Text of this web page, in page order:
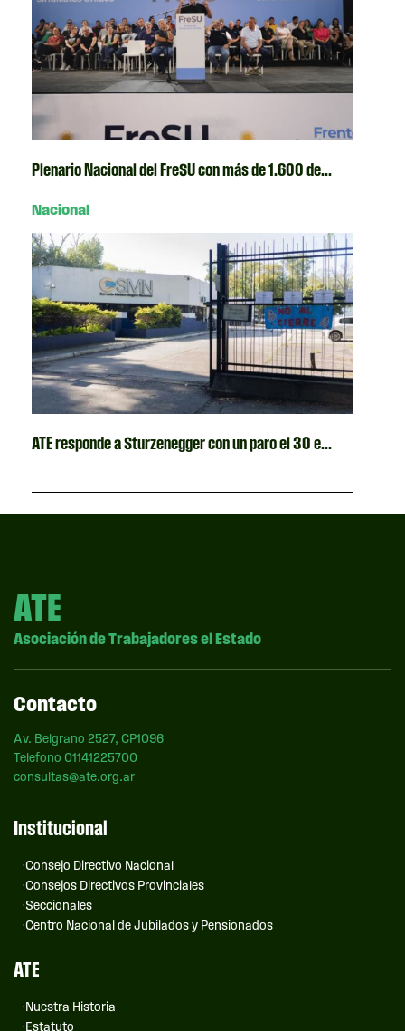
Plenario Nacional del FreSU con más de 1.600 de...
Nacional
ATE responde a Sturzenegger con un paro el 30 e...
ATE
Asociación de Trabajadores el Estado
Contacto
Av. Belgrano 2527, CP1096
Telefono 01141225700
consultas@ate.org.ar
Institucional
Consejo Directivo Nacional
Consejos Directivos Provinciales
Seccionales
Centro Nacional de Jubilados y Pensionados
ATE
Nuestra Historia
Estatuto